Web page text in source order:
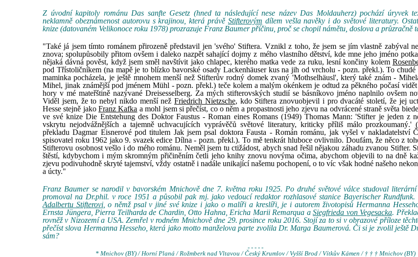
Z úvodní kapitoly románu Das sanfte Gesetz (hned ta následující nese název Das Moldauherz) pochází úryvek
neklamně obeznámenost autorovu s krajinou, která právě Stifterovým dílem vešla navěky i do světové literatury.
knize (datovaném Velikonoce roku 1978) prozrazuje Franz Baumer příčinu, proč se chopil námětu, doslova a průzračně
"Také já jsem tímto románem přirozeně představil jen 'svého' Stiftera. Vznikl z toho, že jsem se jím vlastně zabýval
znova; spolupůsobily přitom ovšem i daleko nazpět sahající dojmy z mého vlastního dětství, kde mne jeho jméno
nějaká dávná pověst, když jsem směl navštívit jako chlapec, kterého matka vede za ruku, lesní končiny kolem
pod Třístoličníkem (na mapě je to blízko bavorské osady Lackenhäuser kus na jih od vrcholu - pozn. překl.). To chudé
maminka pocházela, je ještě mnohem menší než Stifterův rodný domek zvaný 'Mothselhäusl', který také znám -
Mihel, jinak známější pod jménem Mühl - pozn. překl.) teče kolem a malým okénkem je odtud za pěkného počasí
hory v mé mateřštině nazývané Dreisesselberg. Za mých stifterovských studií se básníkovo jméno naplnilo ovšem
Viděl jsem, že to nebyl nikdo menší než Friedrich Nietzsche, kdo Stiftera znovuobjevil i pro dvacáté století, že jej
Hesse stejně jakoFranz Kafka a mohl jsem si přečíst, co o něm a propastnosti jeho zjevu na odvrácené straně světa
ve své knize Die Entstehung des Doktor Faustus - Roman eines Romans (1949) Thomas Mann: 'Stifter je jeden z
vskrytu nejodvážnějších a tajemně uchvacujících vyprávěčů světové literatury, kriticky příliš málo prozkoumaný.'
překladu Dagmar Eisnerové pod titulem Jak jsem psal doktora Fausta - Román románu, jak vyšel v nakladatelství
spisovatel roku 1962 jako 9. svazek edice Dílna - pozn. překl.). To mě tenkrát hluboce ovlivnilo. Doufám, že něco z
Stifterovu osobnost vešlo i do mého románu. Neměl jsem tu ctižádost, abych snad řešil nějakou záhadu zvanou Stifter.
štěstí, kdybychom i mým skromným přičiněním četli jeho knihy znovu novýma očima, abychom objevili to na dně
zjevu podivuhodně skryté tajemství, vždy ostatně i nadále unikající našemu pochopení, o to víc však hodné našeho
a úcty."
Franz Baumer se narodil v bavorském Mnichově dne 7. května roku 1925. Po druhé světové válce studoval
promoval na Dr.phil. v roce 1951 a působil pak mj. jako vedoucí redaktor rozhlasové stanice Bayerischer Rundfunk.
Adalbertu Stifterovi, o němž psal v jiné své knize i jako o malíři a kreslíři, je i autorem životopisů Hermanna
Ernsta Jüngera, Pierra Teilharda de Chardin, Otto Hahna, Ericha Marii Remarqua a Siegfrieda von Vegesacka.
rovněž v Nizozemí a USA. Zemřel v rodném Mnichově dne 29. prosince roku 2016. Stojí za to si v obrazové příloze
přečíst slova Hermanna Hesseho, která jako motto manželova parte zvolila Dr. Marga Baumerová. Či si je zvolil ještě
sám?
- - - - -
* Mnichov (BY) / Horní Planá / Rožmberk nad Vltavou / Český Krumlov / Vyšší Brod / Vítkův Kámen / † † † Mnichov (BY)